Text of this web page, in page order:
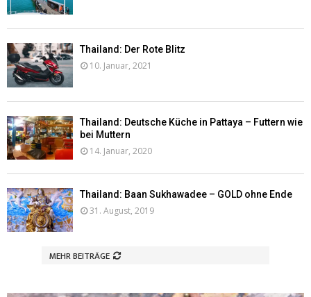
Thailand: Der Rote Blitz
10. Januar, 2021
Thailand: Deutsche Küche in Pattaya – Futtern wie
bei Muttern
14. Januar, 2020
Thailand: Baan Sukhawadee – GOLD ohne Ende
31. August, 2019
MEHR BEITRÄGE